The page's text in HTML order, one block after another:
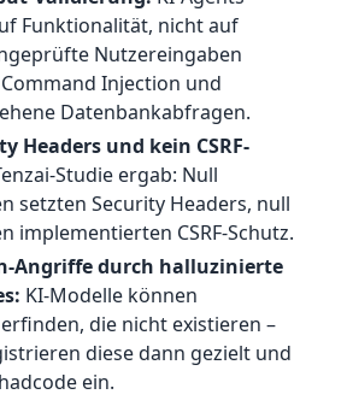
Funktionalität, nicht auf
Nutzereingaben
Injection und
Datenbankabfragen.
Headers und kein CSRF-
Studie ergab: Null
setzten Security Headers, null
implementierten CSRF-Schutz.
Angriffe durch halluzinierte
KI-Modelle können
die nicht existieren –
diese dann gezielt und
ein.